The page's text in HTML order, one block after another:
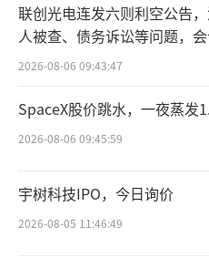
图源：海澜之家
联创光电连发六则利空公告
人被查、债务诉讼等问题，
所曾出具“保留意见”
2026-08-06 09:43:47
SpaceX股价跳水，一夜蒸发
2026-08-06 09:45:59
宇树科技IPO，今日询价
2026-08-05 11:46:49